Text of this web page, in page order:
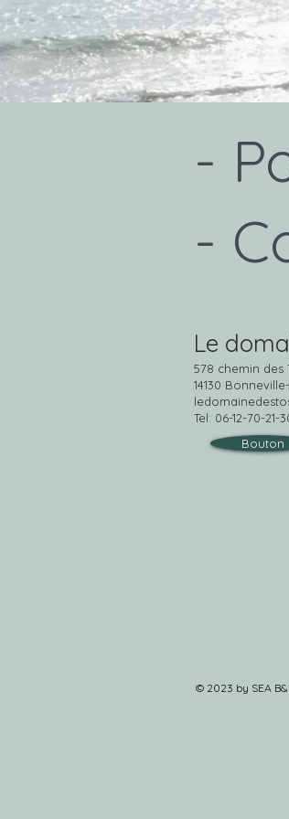
Le
578 chemin des
14130
Tel: 06-12-70-21-
-
-
Bouton
© 2023 by SEA